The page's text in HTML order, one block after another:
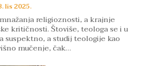
lis 2025.
religioznosti, a krajnje
kritičnosti. Štoviše, teologa se i u
suspektno, a studij teologije kao
mučenje, čak…